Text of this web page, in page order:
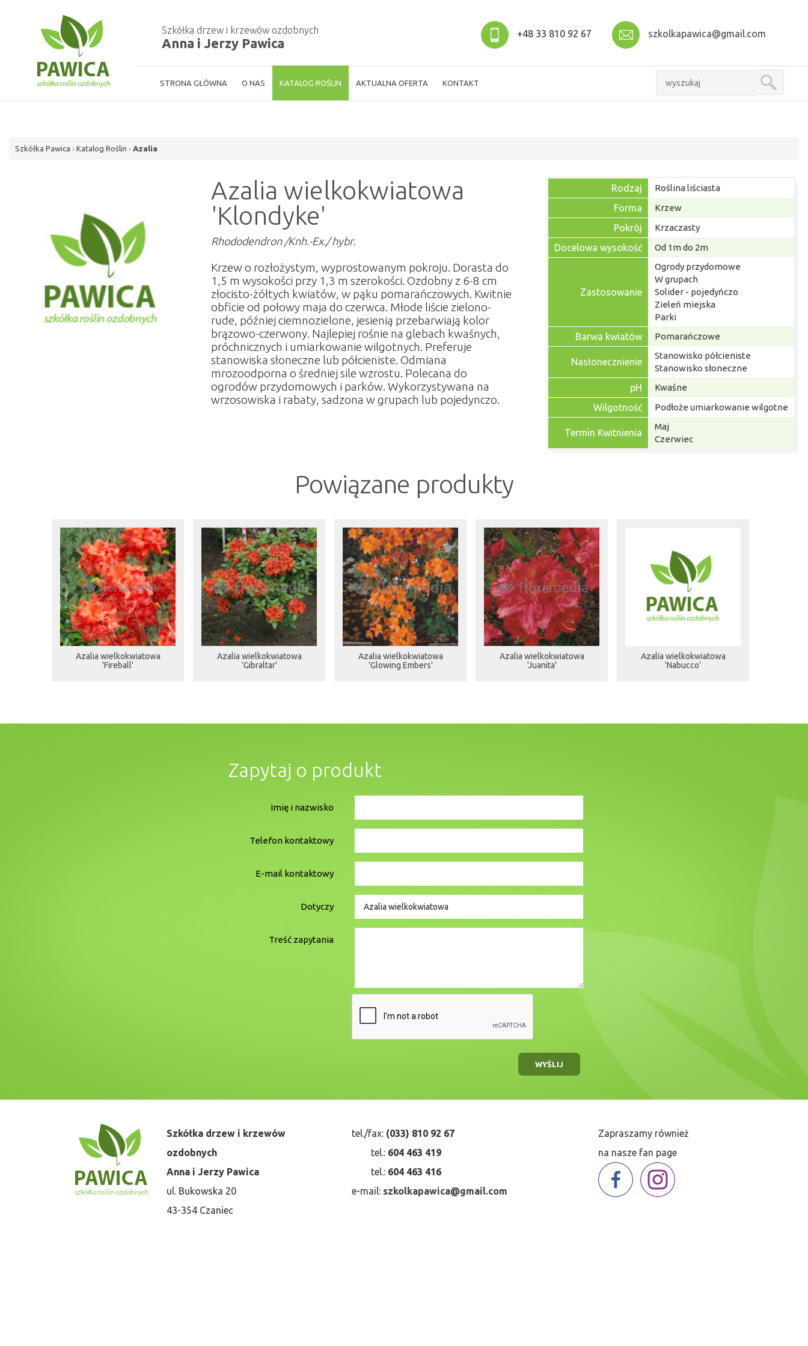
Szkółka drzew i krzewów ozdobnych
Anna i Jerzy Pawica
+48 33 810 92 67 szkolkapawica@gmail.com
STRONA GŁÓWNA O NAS KATALOG ROŚLIN AKTUALNA OFERTA KONTAKT
Szkółka Pawica › Katalog Roślin › Azalia
Azalia wielkokwiatowa
'Klondyke'
Rhododendron /Knh.-Ex./ hybr.
Krzew o rozłożystym, wyprostowanym pokroju. Dorasta do
1,5 m wysokości przy 1,3 m szerokości. Ozdobny z 6-8 cm
złocisto-żółtych kwiatów, w pąku pomarańczowych. Kwitnie
obficie od połowy maja do czerwca. Młode liście zielono-
rude, później ciemnozielone, jesienią przebarwiają kolor
brązowo-czerwony. Najlepiej rośnie na glebach kwaśnych,
próchnicznych i umiarkowanie wilgotnych. Preferuje
stanowiska słoneczne lub półcieniste. Odmiana
mrozoodporna o średniej sile wzrostu. Polecana do
ogrodów przydomowych i parków. Wykorzystywana na
wrzosowiska i rabaty, sadzona w grupach lub pojedynczo.
Rodzaj Roślina liściasta
Forma Krzew
Pokrój Krzaczasty
Docelowa wysokość Od 1m do 2m
Zastosowanie
Ogrody przydomowe
W grupach
Solider - pojedyńczo
Zieleń miejska
Parki
Barwa kwiatów Pomarańczowe
Nasłonecznienie
Stanowisko półcieniste
Stanowisko słoneczne
pH Kwaśne
Wilgotność Podłoże umiarkowanie wilgotne
Termin Kwitnienia
Maj
Czerwiec
Powiązane produkty
Azalia wielkokwiatowa
'Fireball'
Azalia wielkokwiatowa
'Gibraltar'
Azalia wielkokwiatowa
'Glowing Embers'
Azalia wielkokwiatowa
'Juanita'
Azalia wielkokwiatowa
'Nabucco'
Zapytaj o produkt
Imię i nazwisko
Telefon kontaktowy
E-mail kontaktowy
Dotyczy
Treść zapytania
WYŚLIJ
Szkółka drzew i krzewów
ozdobnych
Anna i Jerzy Pawica
ul. Bukowska 20
43-354 Czaniec
tel./fax:(033) 810 92 67
tel.:604 463 419
tel.:604 463 416
e-mail: szkolkapawica@gmail.com
Zapraszamy również
na nasze fan page